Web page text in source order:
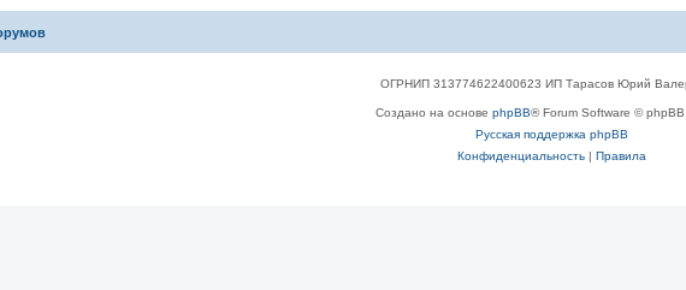
ОГРНИП 313774622400623 ИП Тарасов Юрий
Создано на основеphpBB® Forum Software © phpBB
Русская поддержка phpBB
Конфиденциальность |Правила